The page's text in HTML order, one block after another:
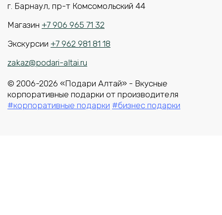
г. Барнаул, пр-т Комсомольский 44
Магазин +7 906 965 71 32
Экскурсии +7 962 981 81 18
zakaz@podari-altai.ru
© 2006-2026 «Подари Алтай» - Вкусные
корпоративные подарки от производителя
#корпоративные подарки #бизнес подарки